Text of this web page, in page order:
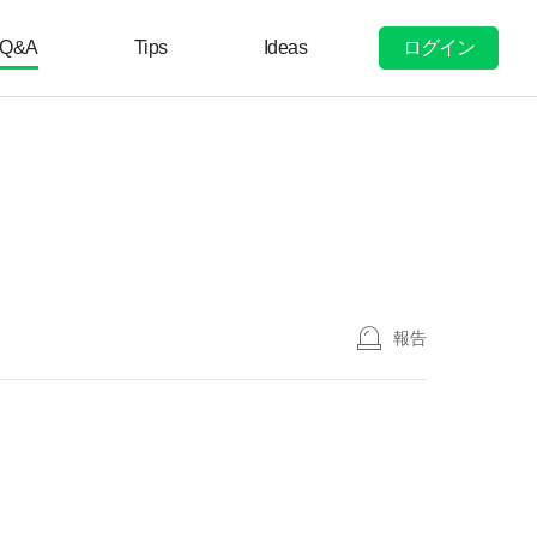
Q&A Tips Ideas ログイン
報告